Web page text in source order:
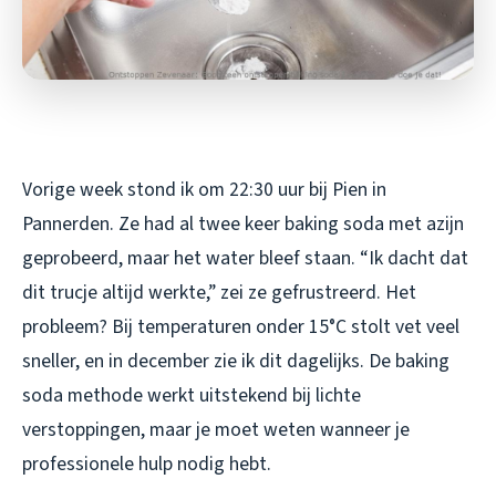
Vorige week stond ik om 22:30 uur bij Pien in
Pannerden. Ze had al twee keer baking soda met azijn
geprobeerd, maar het water bleef staan. “Ik dacht dat
dit trucje altijd werkte,” zei ze gefrustreerd. Het
probleem? Bij temperaturen onder 15°C stolt vet veel
sneller, en in december zie ik dit dagelijks. De baking
soda methode werkt uitstekend bij lichte
verstoppingen, maar je moet weten wanneer je
professionele hulp nodig hebt.